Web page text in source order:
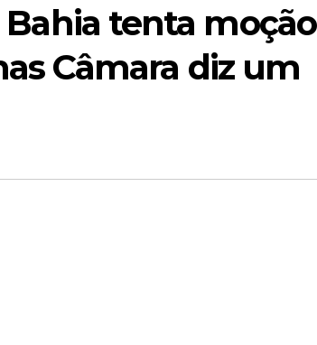
tenta moção
Câmara diz um